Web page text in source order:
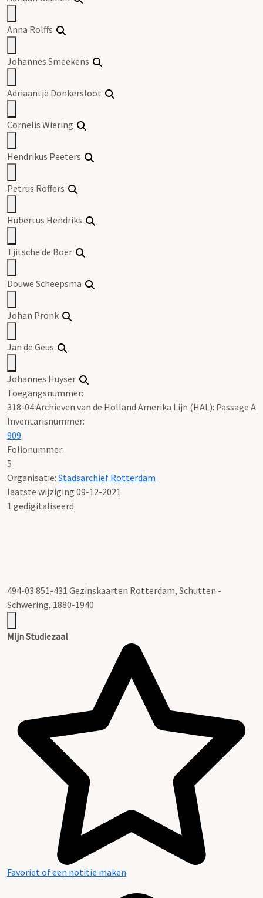
Anna Rolffs
Johannes Smeekens
Adriaantje Donkersloot
Cornelis Wiering
Hendrikus Peeters
Petrus Roffers
Hubertus Hendriks
Tjitsche de Boer
Douwe Scheepsma
Johan Pronk
Jan de Geus
Johannes Huyser
Toegangsnummer:
318-04 Archieven van de Holland Amerika Lijn (HAL): Passage A
Inventarisnummer:
909
Folionummer:
5
Organisatie: Stadsarchief Rotterdam
laatste wijziging 09-12-2021
1 gedigitaliseerd
494-03.851-431 Gezinskaarten Rotterdam, Schutten -
Schwering, 1880-1940
Mijn Studiezaal
Favoriet of een notitie maken